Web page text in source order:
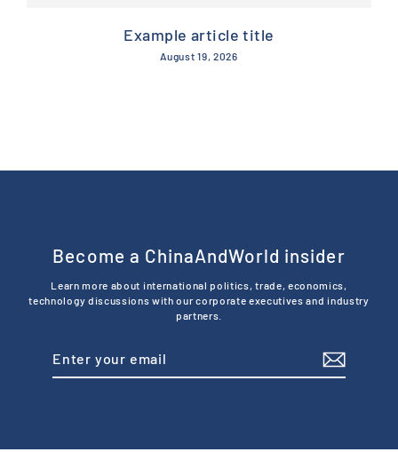
Example article title
August 19, 2026
Become a ChinaAndWorld insider
Learn more about international politics, trade, economics,
technology discussions with our corporate executives and industry
partners.
email